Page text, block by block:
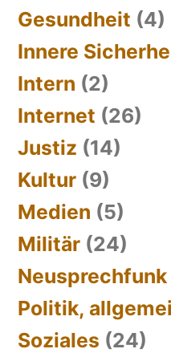
Gesundheit (4)
Innere
Intern (2)
Internet (26)
Justiz (14)
Kultur (9)
Medien (5)
Militär (24)
Neusprechfunk
Politik,
Soziales (24)